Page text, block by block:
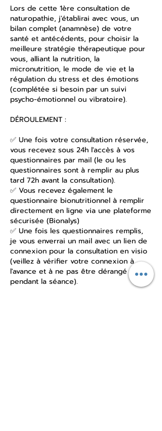
Lors de cette 1ère consultation de
naturopathie, j'établirai avec vous, un
bilan complet (anamnèse) de votre
santé et antécédents, pour choisir la
meilleure stratégie thérapeutique pour
vous, alliant la nutrition, la
micronutrition, le mode de vie et la
régulation du stress et des émotions
(complétée si besoin par un suivi
psycho-émotionnel ou vibratoire).
DÉROULEMENT :
✅ Une fois votre consultation réservée,
vous recevez sous 24h l'accès à vos
questionnaires par mail (le ou les
questionnaires sont à remplir au plus
tard 72h avant la consultation).
✅ Vous recevez également le
questionnaire bionutritionnel à remplir
directement en ligne via une plateforme
sécurisée (Bionalys)
✅ Une fois les questionnaires remplis,
je vous enverrai un mail avec un lien de
connexion pour la consultation en visio
(veillez à vérifier votre connexion à
l'avance et à ne pas être dérangé
pendant la séance).